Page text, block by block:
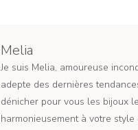
Melia
Je suis Melia, amoureuse
adepte des dernières
dénicher pour vous les bijoux
harmonieusement à votre style